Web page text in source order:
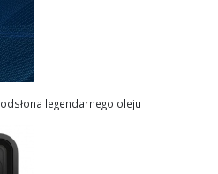
legendarnego oleju